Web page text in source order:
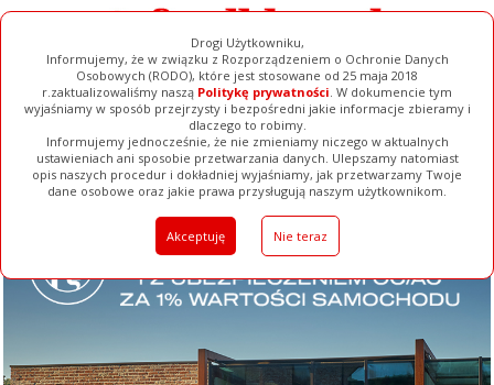
Drogi Użytkowniku,
Informujemy, że w związku z Rozporządzeniem o Ochronie Danych
Osobowych (RODO), które jest stosowane od 25 maja 2018
r.zaktualizowaliśmy naszą Politykę prywatności. W dokumencie tym
wyjaśniamy w sposób przejrzysty i bezpośredni jakie informacje zbieramy i
dlaczego to robimy.
Informujemy jednocześnie, że nie zmieniamy niczego w aktualnych
ustawieniach ani sposobie przetwarzania danych. Ulepszamy natomiast
opis naszych procedur i dokładniej wyjaśniamy, jak przetwarzamy Twoje
dane osobowe oraz jakie prawa przysługują naszym użytkownikom.
Akceptuję Nie teraz
Ogłoszenia Filmy Galerie Baza Firm Pełna Wersja